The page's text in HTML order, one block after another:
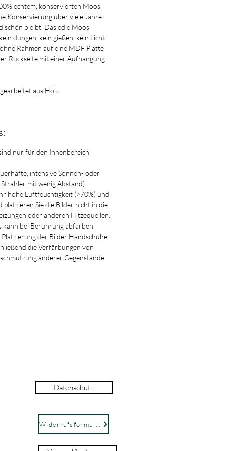
echtem, konservierten Moos,
Konservierung über viele Jahre
schön bleibt. Das edle Moos
düngen, kein gießen, kein Licht.
Rahmen auf eine MDF Platte
Rückseite mit einer Aufhängung
aus Holz
nur für den Innenbereich
intensive Sonnen- oder
mit wenig Abstand).
hohe Luftfeuchtigkeit (>70%) und
Sie die Bilder nicht in die
oder anderen Hitzequellen.
bei Berührung abfärben.
Platzierung der Bilder Handschuhe
die Verfärbungen von
anderer Gegenstände
Datenschutz